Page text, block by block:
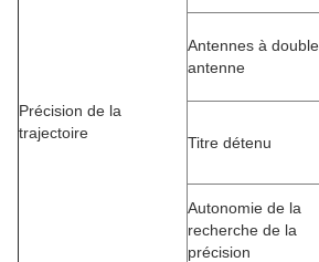
Précision de la
trajectoire
Antennes à double
antenne
Titre détenu
Autonomie de la
recherche de la
précision